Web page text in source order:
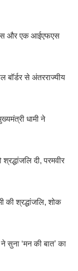
और एक आईएफएस
बॉर्डर से अंतरराज्यीय
धामी ने
दी, परमवीर
की श्रद्धांजलि, शोक
सुना ‘मन की बात’ का